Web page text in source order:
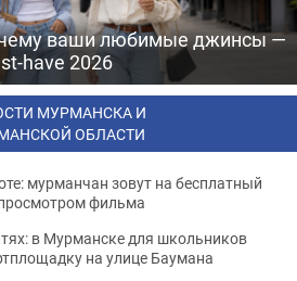
ваши любимые джинсы —
have 2026
МУРМАНСКА И
ОБЛАСТИ
мурманчан зовут на бесплатный
фильма
в Мурманске для школьников
на улице Баумана